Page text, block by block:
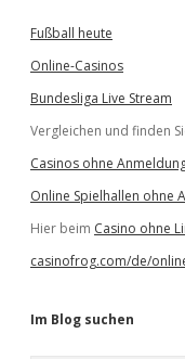
Fußball heute
Online-Casinos
Bundesliga Live Stream
Vergleichen und finden
Casinos ohne
Online Spielhallen ohne
Hier beim Casino ohne
casinofrog.com/de/
Im Blog suchen